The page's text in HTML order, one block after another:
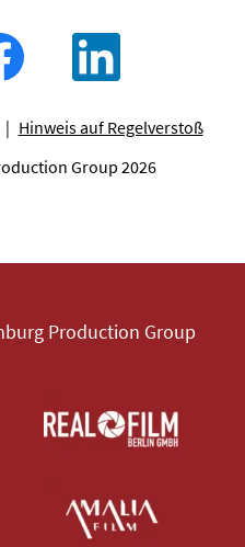
Hinweis auf Regelverstoß
Group 2026
Production Group